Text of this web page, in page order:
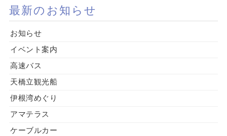
最新のお知らせ
お知らせ
イベント案内
高速バス
天橋立観光船
伊根湾めぐり
アマテラス
ケーブルカー